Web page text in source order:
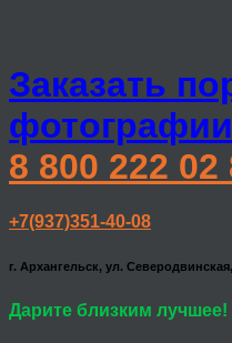
Заказать
фотографии
8 800 222 02
+7(937)351-40-08
г. Архангельск, ул.
Дарите близким лучшее!